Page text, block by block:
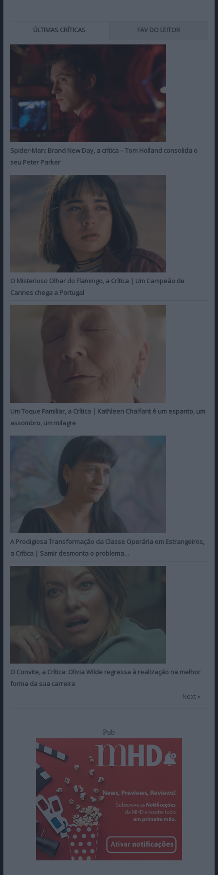
ÚLTIMAS CRÍTICAS FAV DO LEITOR
Spider-Man: Brand New Day, a crítica – Tom Holland consolida o
seu Peter Parker
O Misterioso Olhar do Flamingo, a Crítica | Um Campeão de
Cannes chega a Portugal
Um Toque Familiar, a Crítica | Kathleen Chalfant é um espanto, um
assombro, um milagre
A Prodigiosa Transformação da Classe Operária em Estrangeiros,
a Crítica | Samir desmonta o problema…
O Convite, a Crítica: Olivia Wilde regressa à realização na melhor
forma da sua carreira
Next »
Pub